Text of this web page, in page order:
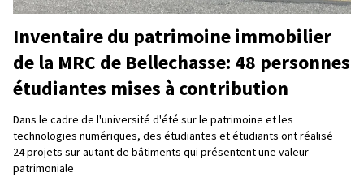
Inventaire du patrimoine immobilier
de la MRC de Bellechasse: 48 personnes
étudiantes mises à contribution
Dans le cadre de l'université d'été sur le patrimoine et les
technologies numériques, des étudiantes et étudiants ont réalisé
24 projets sur autant de bâtiments qui présentent une valeur
patrimoniale